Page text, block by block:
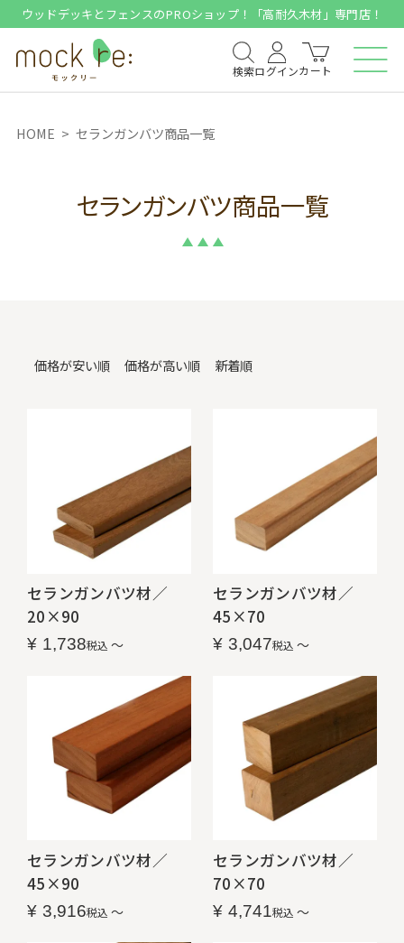
ウッドデッキとフェンスのPROショップ！「高耐久木材」専門店！
検索ログインカート
HOME セランガンバツ商品一覧
セランガンバツ商品一覧
価格が安い順 価格が高い順 新着順
セランガンバツ材／
20×90
¥ 1,738税込 〜
セランガンバツ材／
45×70
¥ 3,047税込 〜
セランガンバツ材／
45×90
¥ 3,916税込 〜
セランガンバツ材／
70×70
¥ 4,741税込 〜